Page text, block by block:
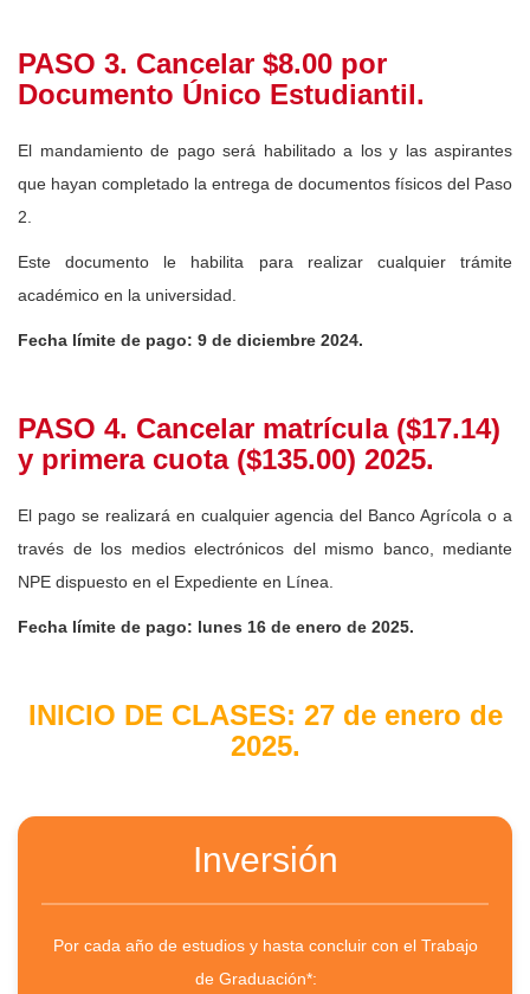
PASO 3. Cancelar $8.00 por
Documento Único Estudiantil.
El mandamiento de pago será habilitado a los y las aspirantes
que hayan completado la entrega de documentos físicos del Paso
2.
Este documento le habilita para realizar cualquier trámite
académico en la universidad.
Fecha límite de pago: 9 de diciembre 2024.
PASO 4. Cancelar matrícula ($17.14)
y primera cuota ($135.00) 2025.
El pago se realizará en cualquier agencia del Banco Agrícola o a
través de los medios electrónicos del mismo banco, mediante
NPE dispuesto en el Expediente en Línea.
Fecha límite de pago: lunes 16 de enero de 2025.
INICIO DE CLASES: 27 de enero de
2025.
Inversión
Por cada año de estudios y hasta concluir con el Trabajo
de Graduación*: